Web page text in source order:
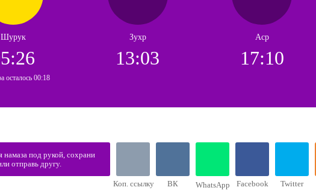
Шурук
осталось 00:18
Зухр
13:03
Аср
17:10
намаза под рукой, сохрани
отправь другу.
Коп. ссылку ВК WhatsApp Facebook Twitter